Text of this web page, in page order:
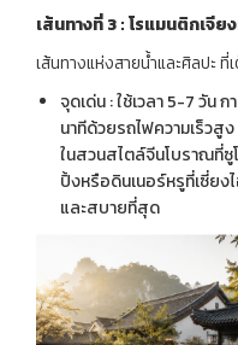
เส้นทางที่3 :โรแมนติกเจีย
เส้นทางแห่งสายน้ำและศิลปะ
จุดเด่น : ใช้เวลา 5-7 วัน ก
นาทีด้วยรถไฟความเร็วสู
ในสวนสไตล์จีนโบราณที่ซู
ปิ้งหรือดินเนอร์หรูที่เซี่ยง
และสบายที่สุด